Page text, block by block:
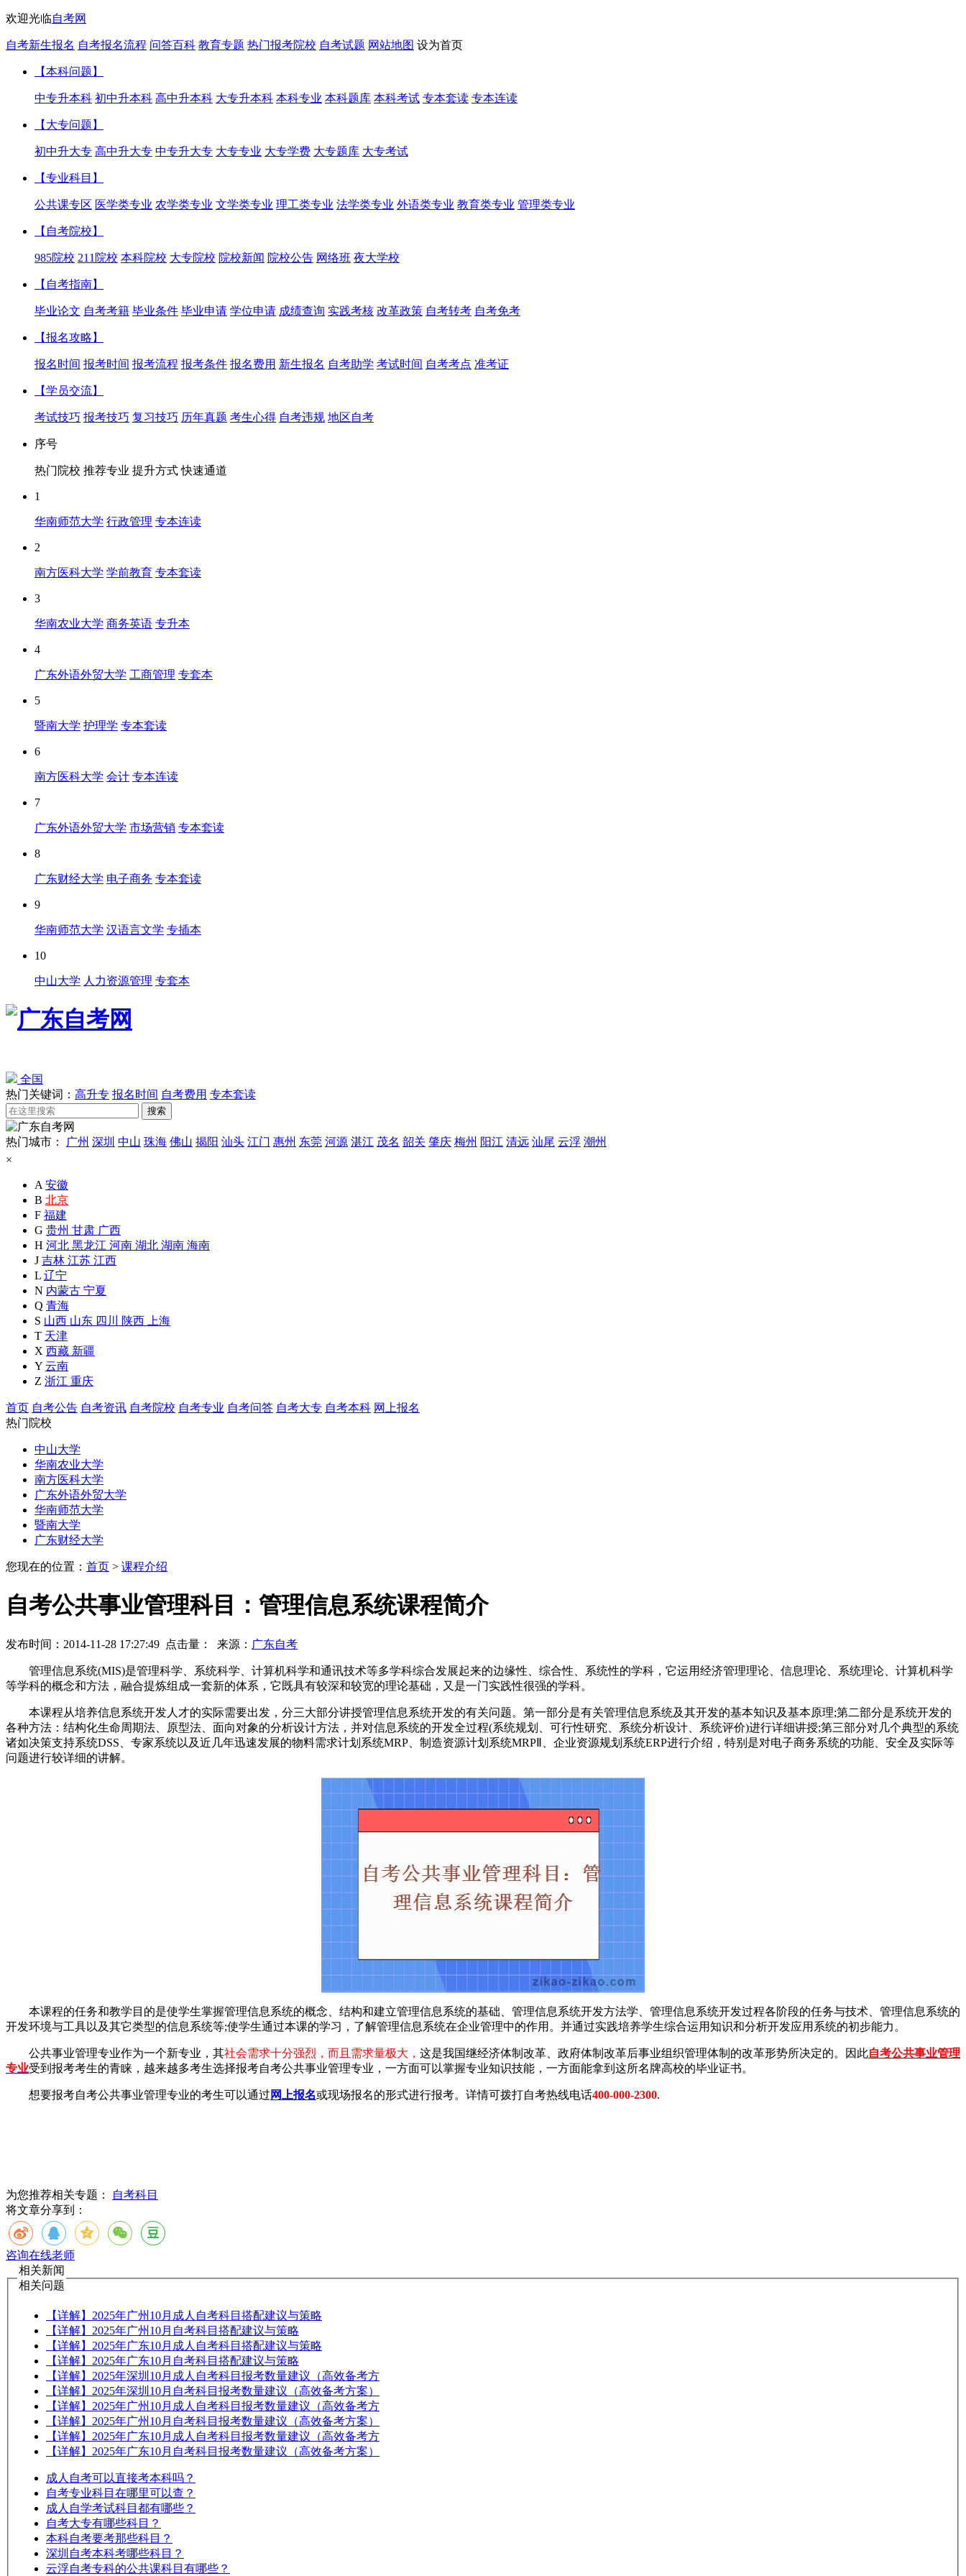
欢迎光临自考网
自考新生报名 自考报名流程 问答百科 教育专题 热门报考院校 自考试题 网站地图 设为首页
【本科问题】
中专升本科 初中升本科 高中升本科 大专升本科 本科专业 本科题库 本科考试 专本套读 专本连读
【大专问题】
初中升大专 高中升大专 中专升大专 大专专业 大专学费 大专题库 大专考试
【专业科目】
公共课专区 医学类专业 农学类专业 文学类专业 理工类专业 法学类专业 外语类专业 教育类专业 管理类专业
【自考院校】
985院校 211院校 本科院校 大专院校 院校新闻 院校公告 网络班 夜大学校
【自考指南】
毕业论文 自考考籍 毕业条件 毕业申请 学位申请 成绩查询 实践考核 改革政策 自考转考 自考免考
【报名攻略】
报名时间 报考时间 报考流程 报考条件 报名费用 新生报名 自考助学 考试时间 自考考点 准考证
【学员交流】
考试技巧 报考技巧 复习技巧 历年真题 考生心得 自考违规 地区自考
序号
热门院校 推荐专业 提升方式 快速通道
1
华南师范大学 行政管理 专本连读
2
南方医科大学 学前教育 专本套读
3
华南农业大学 商务英语 专升本
4
广东外语外贸大学 工商管理 专套本
5
暨南大学 护理学 专本套读
6
南方医科大学 会计 专本连读
7
广东外语外贸大学 市场营销 专本套读
8
广东财经大学 电子商务 专本套读
9
华南师范大学 汉语言文学 专插本
10
中山大学 人力资源管理 专套本
全国
热门关键词： 高升专 报名时间 自考费用 专本套读
热门城市： 广州 深圳 中山 珠海 佛山 揭阳 汕头 江门 惠州 东莞 河源 湛江 茂名 韶关 肇庆 梅州 阳江 清远 汕尾 云浮 潮州
×
A 安徽
B 北京
F 福建
G 贵州 甘肃 广西
H 河北 黑龙江 河南 湖北 湖南 海南
J 吉林 江苏 江西
L 辽宁
N 内蒙古 宁夏
Q 青海
S 山西 山东 四川 陕西
上海
T 天津
X 西藏 新疆
Y 云南
Z 浙江 重庆
首页 自考公告 自考资讯 自考院校 自考专业 自考问答 自考大专 自考本科 网上报名
热门院校
中山大学
华南农业大学
南方医科大学
广东外语外贸大学
华南师范大学
暨南大学
广东财经大学
您现在的位置： 首页 > 课程介绍
自考公共事业管理科目：管理信息系统课程简介
发布时间：2014-11-28 17:27:49 点击量： 来源： 广东自考
管理信息系统(MIS)是管理科学、系统科学、计算机科学和通讯技术等多学科综合发展起来的边缘性、综合性、系统性的学科，它运用经济管理理论、信息理论、系统理论、计算机科学
等学科的概念和方法，融合提炼组成一套新的体系，它既具有较深和较宽的理论基础，又是一门实践性很强的学科。
本课程从培养信息系统开发人才的实际需要出发，分三大部分讲授管理信息系统开发的有关问题。第一部分是有关管理信息系统及其开发的基本知识及基本原理;第二部分是系统开发的
各种方法：结构化生命周期法、原型法、面向对象的分析设计方法，并对信息系统的开发全过程(系统规划、可行性研究、系统分析设计、系统评价)进行详细讲授;第三部分对几个典型的系统
诸如决策支持系统DSS、专家系统以及近几年迅速发展的物料需求计划系统MRP、制造资源计划系统MRPⅡ、企业资源规划系统ERP进行介绍，特别是对电子商务系统的功能、安全及实际等
问题进行较详细的讲解。
本课程的任务和教学目的是使学生掌握管理信息系统的概念、结构和建立管理信息系统的基础、管理信息系统开发方法学、管理信息系统开发过程各阶段的任务与技术、管理信息系统的
开发环境与工具以及其它类型的信息系统等;使学生通过本课的学习，了解管理信息系统在企业管理中的作用。并通过实践培养学生综合运用知识和分析开发应用系统的初步能力。
公共事业管理专业作为一个新专业，其社会需求十分强烈，而且需求量极大， 这是我国继经济体制改革、政府体制改革后事业组织管理体制的改革形势所决定的。因此自考公共事业管理
专业受到报考考生的青睐，越来越多考生选择报考自考公共事业管理专业，一方面可以掌握专业知识技能，一方面能拿到这所名牌高校的毕业证书。
想要报考自考公共事业管理专业的考生可以通过 网上报名或现场报名的形式进行报考。详情可拨打自考热线电话400-000-2300.
为您推荐相关专题：
自考科目
将文章分享到：
咨询在线老师
相关新闻
相关问题
【详解】2025年广州10月成人自考科目搭配建议与策略
【详解】2025年广州10月自考科目搭配建议与策略
【详解】2025年广东10月成人自考科目搭配建议与策略
【详解】2025年广东10月自考科目搭配建议与策略
【详解】2025年深圳10月成人自考科目报考数量建议（高效备考方
【详解】2025年深圳10月自考科目报考数量建议（高效备考方案）
【详解】2025年广州10月成人自考科目报考数量建议（高效备考方
【详解】2025年广州10月自考科目报考数量建议（高效备考方案）
【详解】2025年广东10月成人自考科目报考数量建议（高效备考方
【详解】2025年广东10月自考科目报考数量建议（高效备考方案）
成人自考可以直接考本科吗？
自考专业科目在哪里可以查？
成人自学考试科目都有哪些？
自考大专有哪些科目？
本科自考要考那些科目？
深圳自考本科考哪些科目？
云浮自考专科的公共课科目有哪些？